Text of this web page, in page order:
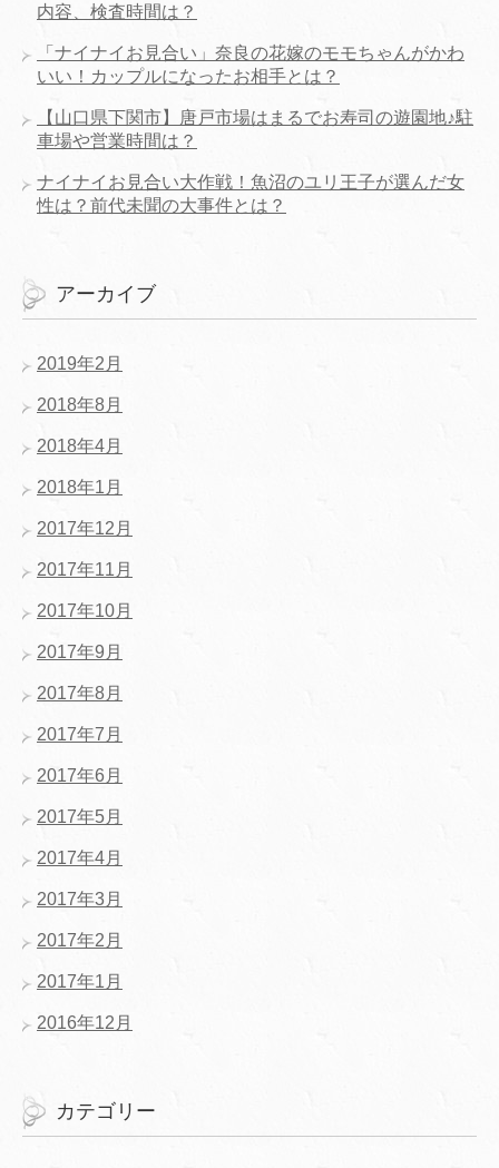
内容、検査時間は？
「ナイナイお見合い」奈良の花嫁のモモちゃんがかわ
いい！カップルになったお相手とは？
【山口県下関市】唐戸市場はまるでお寿司の遊園地♪駐
車場や営業時間は？
ナイナイお見合い大作戦！魚沼のユリ王子が選んだ女
性は？前代未聞の大事件とは？
アーカイブ
2019年2月
2018年8月
2018年4月
2018年1月
2017年12月
2017年11月
2017年10月
2017年9月
2017年8月
2017年7月
2017年6月
2017年5月
2017年4月
2017年3月
2017年2月
2017年1月
2016年12月
カテゴリー